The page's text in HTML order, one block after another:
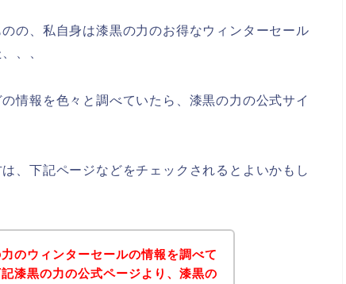
の、私自身は漆黒の力のお得なウィンターセール
、、
情報を色々と調べていたら、漆黒の力の公式サイ
、下記ページなどをチェックされるとよいかもし
のウィンターセールの情報を調べて
漆黒の力の公式ページより、漆黒の